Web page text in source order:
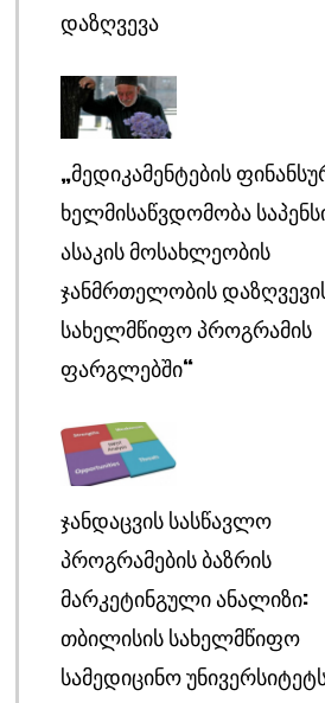
ᲓᲐᲖᲦᲕᲔᲕᲐ
„ᲛᲔᲓᲘᲙᲐᲛᲔᲜᲢᲔᲑᲘᲡ
ᲮᲔᲚᲛᲘᲡᲐᲬᲕᲓᲝᲛᲝᲑᲐ
ᲐᲡᲐᲙᲘᲡ ᲛᲝᲡᲐᲮᲚᲔᲝᲑᲘᲡ
ᲯᲐᲜᲛᲠᲗᲔᲚᲝᲑᲘᲡ
ᲡᲐᲮᲔᲚᲛᲬᲘᲤᲝ ᲞᲠᲝᲒᲠᲐᲛᲘᲡ
ᲤᲐᲠᲒᲚᲔᲑᲨᲘ“
ᲯᲐᲜᲓᲐᲪᲕᲘᲡ ᲡᲐᲡᲬᲐᲕᲚᲝ
ᲞᲠᲝᲒᲠᲐᲛᲔᲑᲘᲡ ᲑᲐᲖᲠᲘᲡ
ᲛᲐᲠᲙᲔᲢᲘᲜᲒᲣᲚᲘ ᲐᲜᲐᲚᲘᲖᲘ:
ᲗᲑᲘᲚᲘᲡᲘᲡ ᲡᲐᲮᲔᲚᲛᲬᲘᲤᲝ
ᲡᲐᲛᲔᲓᲘᲪᲘᲜᲝ